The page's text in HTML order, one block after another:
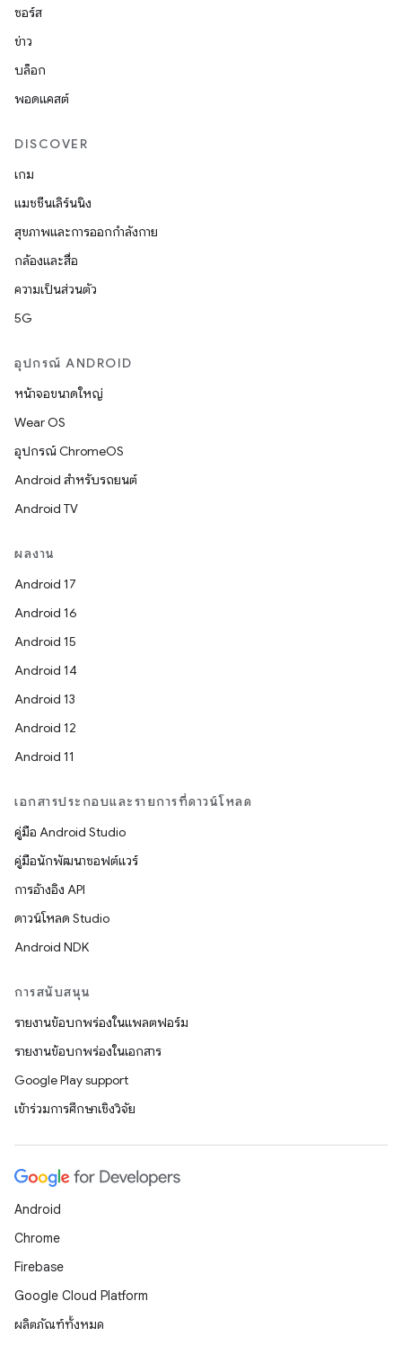
ซอร์ส
ข่าว
บล็อก
พอดแคสต์
DISCOVER
เกม
แมชชีนเลิร์นนิง
สุขภาพและการออกกำลังกาย
กล้องและสื่อ
ความเป็นส่วนตัว
5G
อุปกรณ์ ANDROID
หน้าจอขนาดใหญ่
Wear OS
อุปกรณ์ ChromeOS
Android สำหรับรถยนต์
Android TV
ผลงาน
Android 17
Android 16
Android 15
Android 14
Android 13
Android 12
Android 11
เอกสารประกอบและรายการที่ดาวน์โหลด
คู่มือ Android Studio
คู่มือนักพัฒนาซอฟต์แวร์
การอ้างอิง API
ดาวน์โหลด Studio
Android NDK
การสนับสนุน
รายงานข้อบกพร่องในแพลตฟอร์ม
รายงานข้อบกพร่องในเอกสาร
Google Play support
เข้าร่วมการศึกษาเชิงวิจัย
Android
Chrome
Firebase
Google Cloud Platform
ผลิตภัณฑ์ทั้งหมด